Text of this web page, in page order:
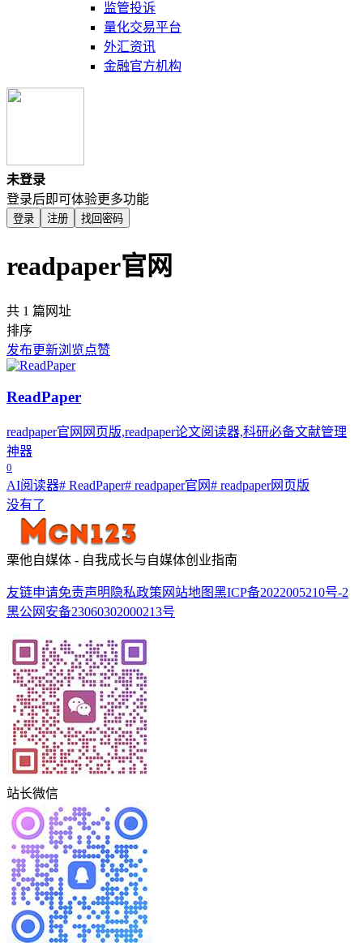
监管投诉
量化交易平台
外汇资讯
金融官方机构
未登录
登录后即可体验更多功能
登录 注册 找回密码
readpaper官网
共 1 篇网址
排序
发布更新浏览点赞
ReadPaper
readpaper官网网页版,readpaper论文阅读器,科研必备文献管理
神器
0
AI阅读器# ReadPaper# readpaper官网# readpaper网页版
没有了
栗他自媒体 - 自我成长与自媒体创业指南
友链申请免责声明 隐私政策 网站地图黑ICP备2022005210号-2
黑公网安备23060302000213号
站长微信